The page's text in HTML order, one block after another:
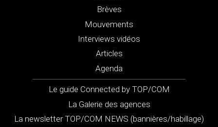
Brèves
Mouvements
Interviews vidéos
Articles
Agenda
Le guide Connected by TOP/COM
La Galerie des agences
La newsletter TOP/COM NEWS (bannières/habillage)